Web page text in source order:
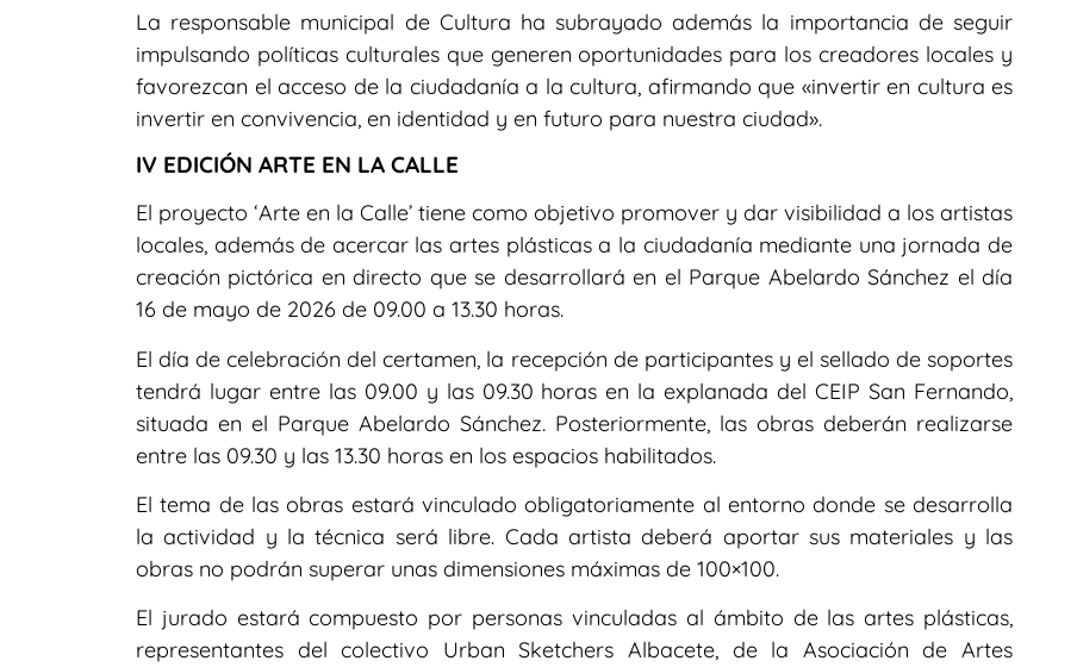
La responsable municipal de Cultura ha subrayado además la importancia de seguir
impulsando políticas culturales que generen oportunidades para los creadores locales y
favorezcan el acceso de la ciudadanía a la cultura, afirmando que «invertir en cultura es
invertir en convivencia, en identidad y en futuro para nuestra ciudad».
IV EDICIÓN ARTE EN LA CALLE
El proyecto ‘Arte en la Calle’ tiene como objetivo promover y dar visibilidad a los artistas
locales, además de acercar las artes plásticas a la ciudadanía mediante una jornada de
creación pictórica en directo que se desarrollará en el Parque Abelardo Sánchez el día
16 de mayo de 2026 de 09.00 a 13.30 horas.
El día de celebración del certamen, la recepción de participantes y el sellado de soportes
tendrá lugar entre las 09.00 y las 09.30 horas en la explanada del CEIP San Fernando,
situada en el Parque Abelardo Sánchez. Posteriormente, las obras deberán realizarse
entre las 09.30 y las 13.30 horas en los espacios habilitados.
El tema de las obras estará vinculado obligatoriamente al entorno donde se desarrolla
la actividad y la técnica será libre. Cada artista deberá aportar sus materiales y las
obras no podrán superar unas dimensiones máximas de 100×100.
El jurado estará compuesto por personas vinculadas al ámbito de las artes plásticas,
representantes del colectivo Urban Sketchers Albacete, de la Asociación de Artes